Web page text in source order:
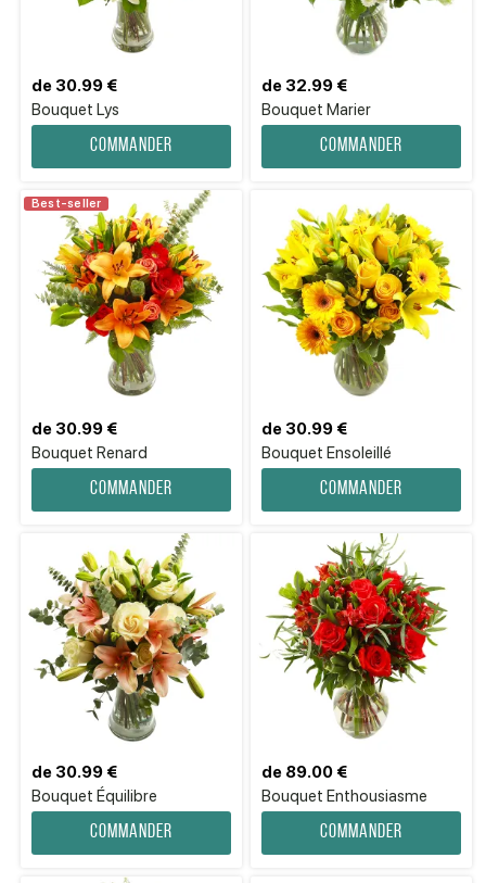
Bouquet Lys
de 30.99 €
Commander
Bouquet Marier
de 32.99 €
Commander
Best-seller
Bouquet Renard
de 30.99 €
Commander
Bouquet Ensoleillé
de 30.99 €
Commander
Bouquet Équilibre
de 30.99 €
Commander
Bouquet Enthousiasme
de 89.00 €
Commander